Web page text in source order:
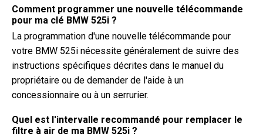
Comment programmer une nouvelle télécommande
pour ma clé BMW 525i ?
La programmation d'une nouvelle télécommande pour
votre BMW 525i nécessite généralement de suivre des
instructions spécifiques décrites dans le manuel du
propriétaire ou de demander de l'aide à un
concessionnaire ou à un serrurier.
Quel est l'intervalle recommandé pour remplacer le
filtre à air de ma BMW 525i ?